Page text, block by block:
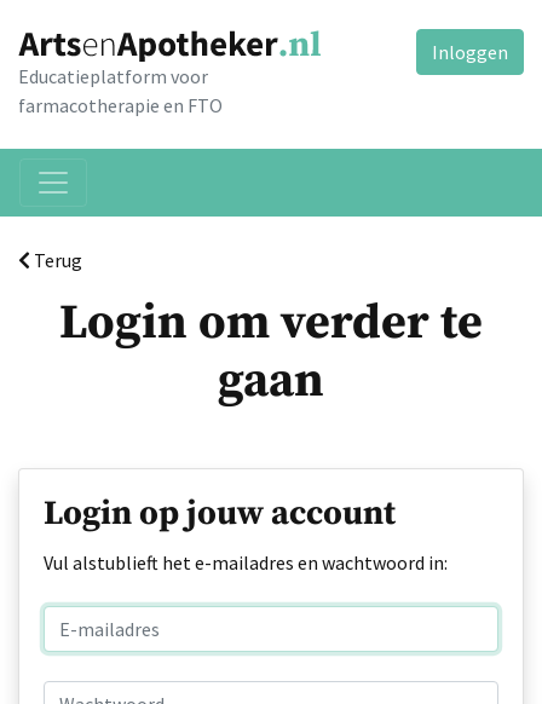
Educatieplatform voor
farmacotherapie en FTO
Inloggen
Terug
Login om verder te
gaan
Login op jouw account
Vul alstublieft het e-mailadres en wachtwoord in: